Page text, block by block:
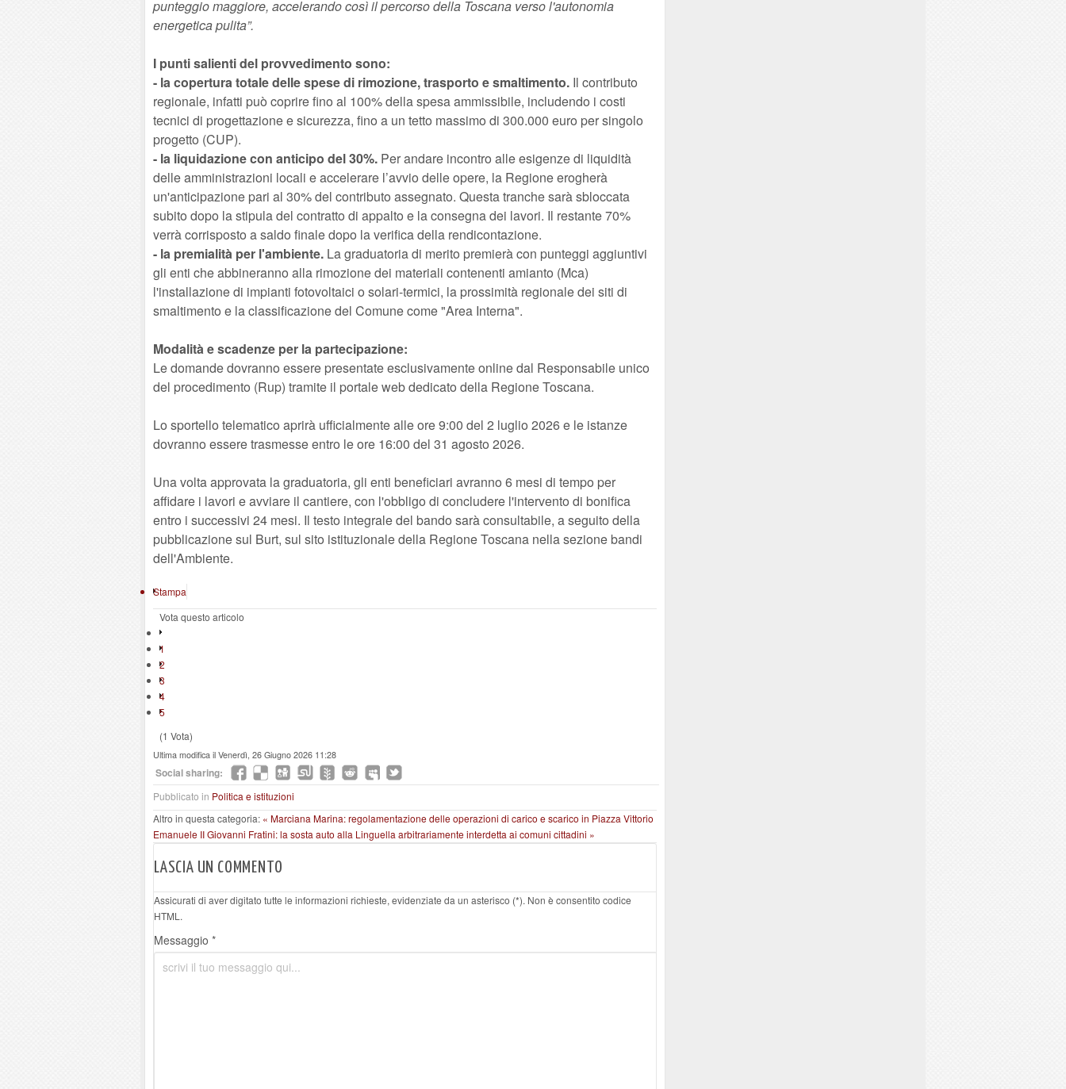
punteggio maggiore, accelerando così il percorso della Toscana verso l'autonomia
energetica pulita”.
I punti salienti del provvedimento sono:
- la copertura totale delle spese di rimozione, trasporto e smaltimento. Il contributo
regionale, infatti può coprire fino al 100% della spesa ammissibile, includendo i costi
tecnici di progettazione e sicurezza, fino a un tetto massimo di 300.000 euro per singolo
progetto (CUP).
- la liquidazione con anticipo del 30%. Per andare incontro alle esigenze di liquidità
delle amministrazioni locali e accelerare l’avvio delle opere, la Regione erogherà
un'anticipazione pari al 30% del contributo assegnato. Questa tranche sarà sbloccata
subito dopo la stipula del contratto di appalto e la consegna dei lavori. Il restante 70%
verrà corrisposto a saldo finale dopo la verifica della rendicontazione.
- la premialità per l'ambiente. La graduatoria di merito premierà con punteggi aggiuntivi
gli enti che abbineranno alla rimozione dei materiali contenenti amianto (Mca)
l'installazione di impianti fotovoltaici o solari-termici, la prossimità regionale dei siti di
smaltimento e la classificazione del Comune come "Area Interna".
Modalità e scadenze per la partecipazione:
Le domande dovranno essere presentate esclusivamente online dal Responsabile unico
del procedimento (Rup) tramite il portale web dedicato della Regione Toscana.
Lo sportello telematico aprirà ufficialmente alle ore 9:00 del 2 luglio 2026 e le istanze
dovranno essere trasmesse entro le ore 16:00 del 31 agosto 2026.
Una volta approvata la graduatoria, gli enti beneficiari avranno 6 mesi di tempo per
affidare i lavori e avviare il cantiere, con l'obbligo di concludere l'intervento di bonifica
entro i successivi 24 mesi. Il testo integrale del bando sarà consultabile, a seguito della
pubblicazione sul Burt, sul sito istituzionale della Regione Toscana nella sezione bandi
dell'Ambiente.
Stampa
Vota questo articolo
1
2
3
4
5
(1 Vota)
Ultima modifica il Venerdì, 26 Giugno 2026 11:28
Social sharing:
Pubblicato in Politica e istituzioni
Altro in questa categoria: « Marciana Marina: regolamentazione delle operazioni di carico e scarico in Piazza Vittorio
Emanuele IIGiovanni Fratini: la sosta auto alla Linguella arbitrariamente interdetta ai comuni cittadini »
LASCIA UN COMMENTO
Assicurati di aver digitato tutte le informazioni richieste, evidenziate da un asterisco (*). Non è consentito codice
HTML.
Messaggio *